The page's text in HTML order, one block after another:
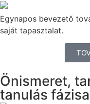
Egynapos bevezető
saját tapasztalat.
Önismeret,
tanulás